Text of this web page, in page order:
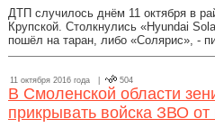
ДТП случилось днём 11 октября в
Крупской. Столкнулись «Hyundai
пошёл на таран, либо «Солярис», -
11 октября 2016 года | 504
В Смоленской области
прикрывать войска ЗВО